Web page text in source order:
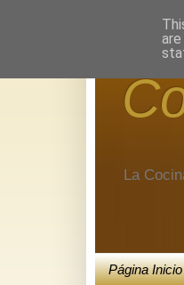
La
Página Inicio